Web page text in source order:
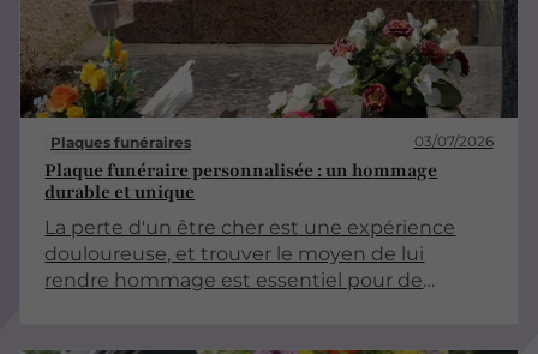
Plaques funéraires 03/07/2026
Plaque funéraire personnalisée : un hommage
durable et unique
La perte d'un être cher est une expérience
douloureuse, et trouver le moyen de lui
rendre hommage est essentiel pour de